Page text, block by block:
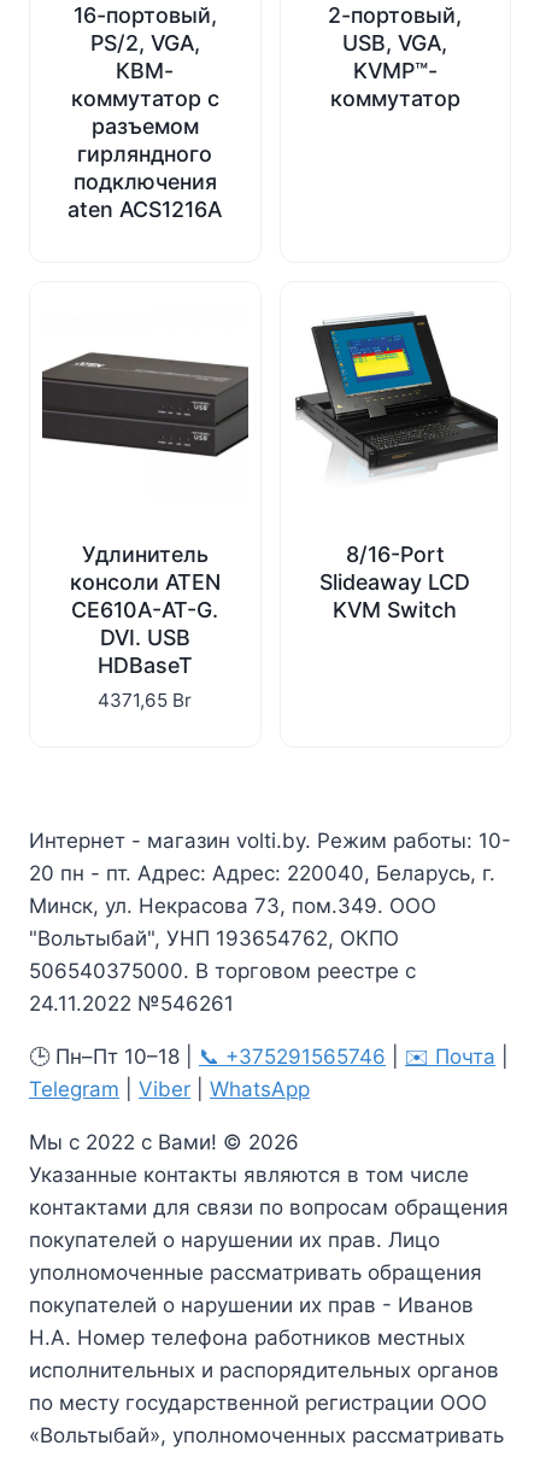
16-портовый,
PS/2, VGA,
КВМ-
коммутатор с
разъемом
гирляндного
подключения
aten ACS1216A
2-портовый,
USB, VGA,
KVMP™-
коммутатор
Удлинитель
консоли ATEN
CE610A-AT-G.
DVI. USB
HDBaseT
4371,65 Br
8/16-Port
Slideaway LCD
KVM Switch
Интернет - магазин volti.by. Режим работы: 10-
20 пн - пт. Адрес: Адрес: 220040, Беларусь, г.
Минск, ул. Некрасова 73, пом.349. ООО
"Вольтыбай", УНП 193654762, ОКПО
506540375000. В торговом реестре с
24.11.2022 №546261
🕒 Пн–Пт 10–18 | 📞 +375291565746 ✉️ Почта
Telegram
Viber WhatsApp
Мы с 2022 с Вами! © 2026
Указанные контакты являются в том числе
контактами для связи по вопросам обращения
покупателей о нарушении их прав. Лицо
уполномоченные рассматривать обращения
покупателей о нарушении их прав - Иванов
Н.А. Номер телефона работников местных
исполнительных и распорядительных органов
по месту государственной регистрации ООО
«Вольтыбай», уполномоченных рассматривать